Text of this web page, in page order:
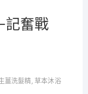
記奮戰
薑洗髮精,草本沐浴